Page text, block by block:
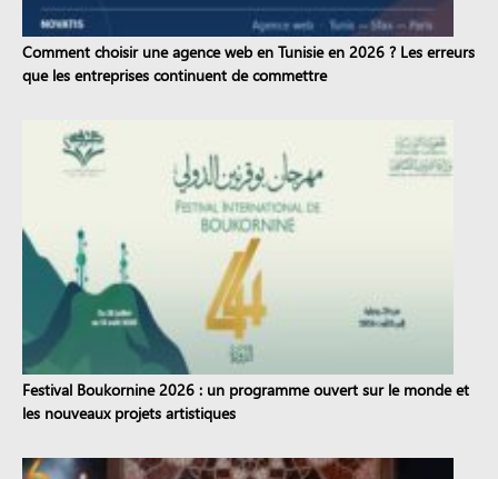
Comment choisir une agence web en Tunisie en 2026 ? Les erreurs
que les entreprises continuent de commettre
Festival Boukornine 2026 : un programme ouvert sur le monde et
les nouveaux projets artistiques